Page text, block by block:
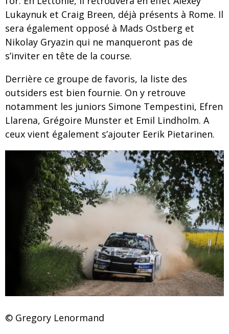
Lukaynuk et Craig Breen, déjà présents à Rome. Il
sera également opposé à Mads Ostberg et
Nikolay Gryazin qui ne manqueront pas de
s’inviter en tête de la course.
Derrière ce groupe de favoris, la liste des
outsiders est bien fournie. On y retrouve
notamment les juniors Simone Tempestini, Efren
Llarena, Grégoire Munster et Emil Lindholm. A
ceux vient également s’ajouter Eerik Pietarinen.
© Gregory Lenormand